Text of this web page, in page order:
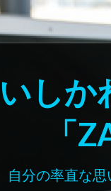
いしか
「
自分の率直な